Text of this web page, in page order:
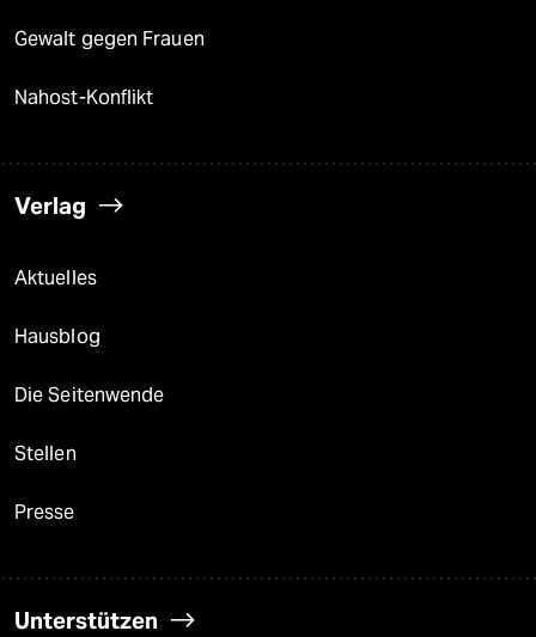
Gewalt gegen Frauen
Nahost-Konflikt
Verlag
Aktuelles
Hausblog
Die Seitenwende
Stellen
Presse
Unterstützen